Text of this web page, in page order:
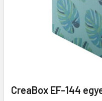
CreaBox EF-144